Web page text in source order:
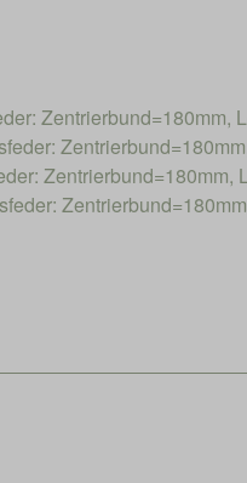
Zentrierbund=180mm,
Zentrierbund=180mm,